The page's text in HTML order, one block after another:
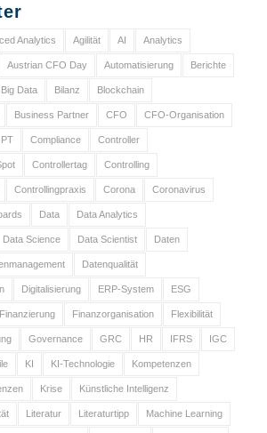
Analytics Agilität AI Analytics
Austrian CFO Day Automatisierung Berichte
Big Data Bilanz Blockchain
Business Partner CFO CFO-Organisation
Compliance Controller
Controllertag Controlling
Controllingpraxis Corona Coronavirus
Data Data Analytics
Data Science Data Scientist Daten
Datenqualität
Digitalisierung ERP-System ESG
Finanzierung Finanzorganisation Flexibilität
Governance GRC HR IFRS IGC
KI KI-Technologie Kompetenzen
Krise Künstliche Intelligenz
Literatur Literaturtipp Machine Learning